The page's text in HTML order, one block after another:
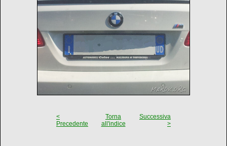
<
Precedente
Torna
all'indice
Successiva
>